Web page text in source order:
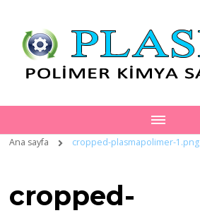
Ana sayfa cropped-plasmapolimer-1.png
cropped-